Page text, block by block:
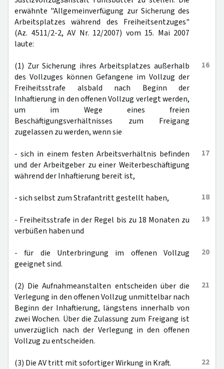
erwähnte "Allgemeinverfügung zur Sicherung des
Arbeitsplatzes während des Freiheitsentzuges"
(Az. 4511/2-2, AV Nr. 12/2007) vom 15. Mai 2007
laute:
16
(1) Zur Sicherung ihres Arbeitsplatzes außerhalb
des Vollzuges können Gefangene im Vollzug der
Freiheitsstrafe alsbald nach Beginn der
Inhaftierung in den offenen Vollzug verlegt werden,
um im Wege eines freien
Beschäftigungsverhältnisses zum Freigang
zugelassen zu werden, wenn sie
17
- sich in einem festen Arbeitsverhältnis befinden
und der Arbeitgeber zu einer Weiterbeschäftigung
während der Inhaftierung bereit ist,
18
- sich selbst zum Strafantritt gestellt haben,
19
- Freiheitsstrafe in der Regel bis zu 18 Monaten zu
verbüßen haben und
20
- für die Unterbringung im offenen Vollzug
geeignet sind.
21
(2) Die Aufnahmeanstalten entscheiden über die
Verlegung in den offenen Vollzug unmittelbar nach
Beginn der Inhaftierung, längstens innerhalb von
zwei Wochen. Über die Zulassung zum Freigang ist
unverzüglich nach der Verlegung in den offenen
Vollzug zu entscheiden.
22
(3) Die AV tritt mit sofortiger Wirkung in Kraft.